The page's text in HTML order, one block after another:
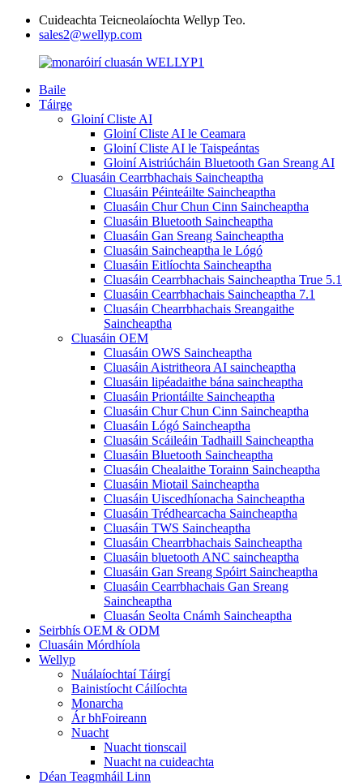
Cuideachta Teicneolaíochta Wellyp Teo.
sales2@wellyp.com
Baile
Táirge
Gloiní Cliste AI
Gloiní Cliste AI le Ceamara
Gloiní Cliste AI le Taispeántas
Gloiní Aistriúcháin Bluetooth Gan Sreang AI
Cluasáin Cearrbhachais Saincheaptha
Cluasáin Péinteáilte Saincheaptha
Cluasáin Chur Chun Cinn Saincheaptha
Cluasáin Bluetooth Saincheaptha
Cluasáin Gan Sreang Saincheaptha
Cluasáin Saincheaptha le Lógó
Cluasáin Eitlíochta Saincheaptha
Cluasáin Cearrbhachais Saincheaptha True 5.1
Cluasáin Cearrbhachais Saincheaptha 7.1
Cluasáin Chearrbhachais Sreangaithe
Saincheaptha
Cluasáin OEM
Cluasáin OWS Saincheaptha
Cluasáin Aistritheora AI saincheaptha
Cluasáin lipéadaithe bána saincheaptha
Cluasáin Priontáilte Saincheaptha
Cluasáin Chur Chun Cinn Saincheaptha
Cluasáin Lógó Saincheaptha
Cluasáin Scáileáin Tadhaill Saincheaptha
Cluasáin Bluetooth Saincheaptha
Cluasáin Chealaithe Torainn Saincheaptha
Cluasáin Miotail Saincheaptha
Cluasáin Uiscedhíonacha Saincheaptha
Cluasáin Trédhearcacha Saincheaptha
Cluasáin TWS Saincheaptha
Cluasáin Chearrbhachais Saincheaptha
Cluasáin bluetooth ANC saincheaptha
Cluasáin Gan Sreang Spóirt Saincheaptha
Cluasáin Cearrbhachais Gan Sreang
Saincheaptha
Cluasán Seolta Cnámh Saincheaptha
Seirbhís OEM & ODM
Cluasáin Mórdhíola
Wellyp
Nuálaíochtaí Táirgí
Bainistíocht Cáilíochta
Monarcha
Ár bhFoireann
Nuacht
Nuacht tionscail
Nuacht na cuideachta
Déan Teagmháil Linn